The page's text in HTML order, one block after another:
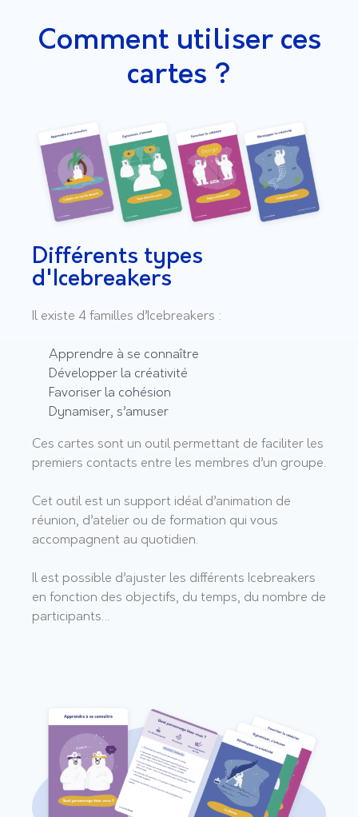
Comment utiliser ces
cartes ?
Différents types
d'Icebreakers
Il existe 4 familles d’Icebreakers :
Apprendre à se connaître
Développer la créativité
Favoriser la cohésion
Dynamiser, s’amuser
Ces cartes sont un outil permettant de faciliter les
premiers contacts entre les membres d’un groupe.
Cet outil est un support idéal d’animation de
réunion, d’atelier ou de formation qui vous
accompagnent au quotidien.
Il est possible d’ajuster les différents Icebreakers
en fonction des objectifs, du temps, du nombre de
participants…